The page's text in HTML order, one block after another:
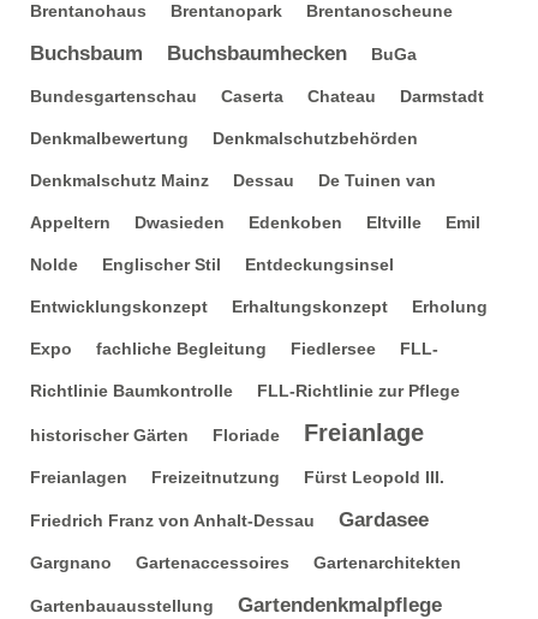
Brentanohaus Brentanopark Brentanoscheune
Buchsbaum Buchsbaumhecken BuGa
Bundesgartenschau Caserta Chateau Darmstadt
Denkmalbewertung Denkmalschutzbehörden
Denkmalschutz Mainz Dessau De Tuinen van
Appeltern Dwasieden Edenkoben Eltville Emil
Nolde Englischer Stil Entdeckungsinsel
Entwicklungskonzept Erhaltungskonzept Erholung
Expo fachliche Begleitung Fiedlersee FLL-
Richtlinie Baumkontrolle FLL-Richtlinie zur Pflege
historischer Gärten Floriade Freianlage
Freianlagen Freizeitnutzung Fürst Leopold III.
Friedrich Franz von Anhalt-Dessau Gardasee
Gargnano Gartenaccessoires Gartenarchitekten
Gartenbauausstellung Gartendenkmalpflege